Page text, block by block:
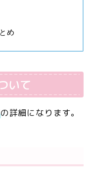
め
いて
の詳細になります。